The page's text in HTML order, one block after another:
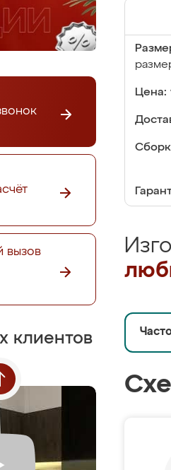
вызов
клиентов
Цена: